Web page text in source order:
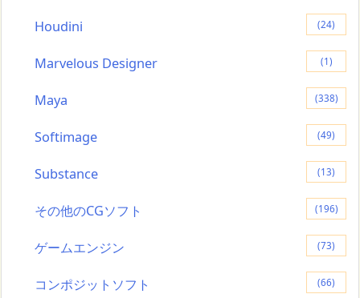
Houdini (24)
Marvelous Designer (1)
Maya (338)
Softimage (49)
Substance (13)
その他のCGソフト (196)
ゲームエンジン (73)
コンポジットソフト (66)